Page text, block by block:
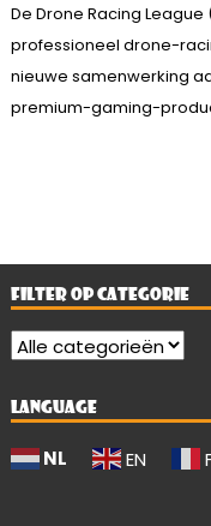
De Drone Racing League
professioneel drone-
nieuwe samenwerking
premium-gaming-
FILTER OP CATEGORIE
LANGUAGE
NL EN